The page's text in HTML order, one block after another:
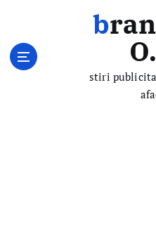
brandINF
stiri